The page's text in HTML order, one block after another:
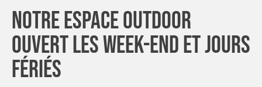
Notre Espace Outdoor
Ouvert Les Week-End Et Jours
Fériés